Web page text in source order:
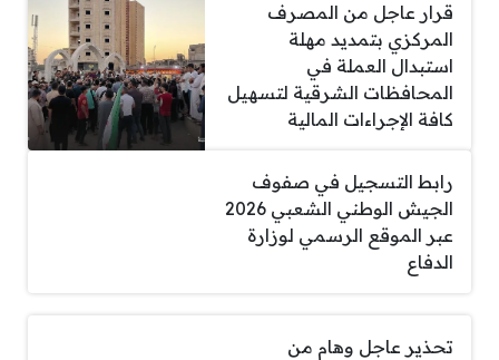
قرار عاجل من المصرف
المركزي بتمديد مهلة
استبدال العملة في
المحافظات الشرقية لتسهيل
كافة الإجراءات المالية
رابط التسجيل في صفوف
الجيش الوطني الشعبي 2026
عبر الموقع الرسمي لوزارة
الدفاع
تحذير عاجل وهام من